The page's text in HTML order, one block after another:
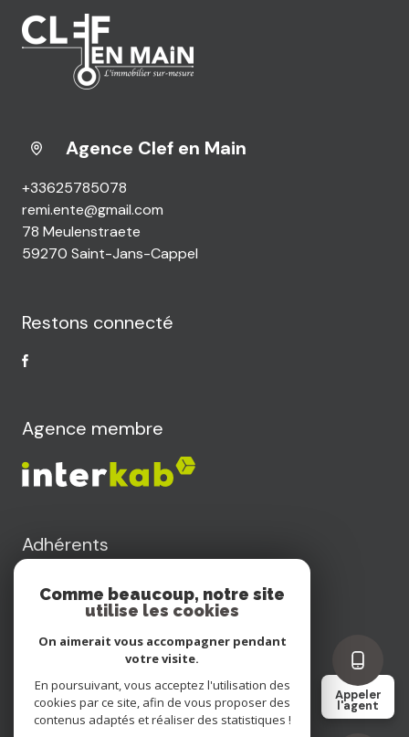
Appeler
l'agent
Agence Clef en Main
+33625785078
remi.ente@gmail.com
78 Meulenstraete
59270 Saint-Jans-Cappel
Restons connecté
Agence membre
Adhérents
Nos honoraires
Nos partenaires
Comme beaucoup, notre site
utilise les cookies
On aimerait vous accompagner pendant
votre visite.
En poursuivant, vous acceptez l'utilisation des
cookies par ce site, afin de vous proposer des
contenus adaptés et réaliser des statistiques !